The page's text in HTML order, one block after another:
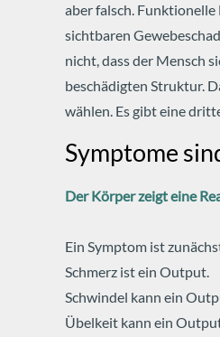
aber falsch. Funktionelle
sichtbaren
nicht, dass der Mensch
beschädigten Struktur.
wählen. Es gibt eine
Symptome
Der Körper zeigt eine
Ein Symptom ist
Schmerz ist ein Output.
Schwindel kann ein
Übelkeit kann ein